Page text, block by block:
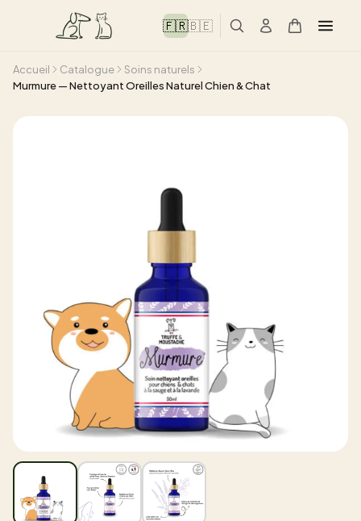
🇫🇷🇧🇪
Accueil Catalogue
Soins naturels
Murmure — Nettoyant Oreilles Naturel Chien & Chat